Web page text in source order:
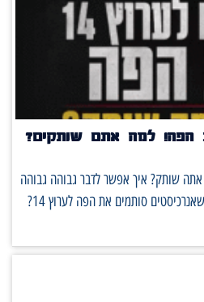
אתה שותק? איך אפשר לדבר גבוהה גבוהה
על טוהר הבחירות ומנגד לשתוק כשאנרכיסטים סותמים את הפה לערוץ 14?